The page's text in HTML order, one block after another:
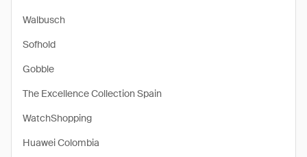
Walbusch
Sofhold
Gobble
The Excellence Collection Spain
WatchShopping
Huawei Colombia